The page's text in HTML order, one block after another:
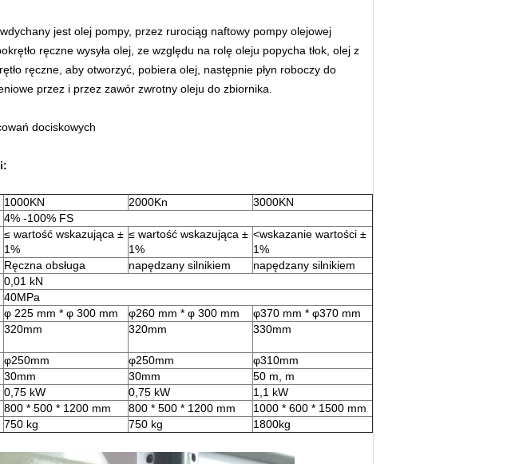
jest olej pompy, przez rurociąg naftowy pompy olejowej
ręczne wysyła olej, ze względu na rolę oleju popycha tłok, olej z
ręczne, aby otworzyć, pobiera olej, następnie płyn roboczy do
przez i przez zawór zwrotny oleju do zbiornika.
dociskowych
1000KN 2000Kn
3000KN
4% -100% FS
≤ wartość wskazująca ±
1%
≤ wartość wskazująca ±
1%
<wskazanie wartości ±
1%
Ręczna obsługa napędzany silnikiem
napędzany silnikiem
0,01 kN
40MPa
φ 225 mm * φ 300 mm φ260 mm * φ 300 mm
φ370 mm * φ370 mm
320mm 320mm 330mm
φ250mm φ250mm
φ310mm
30mm 30mm
50 m, m
0,75 kW 0,75 kW
1,1 kW
800 * 500 * 1200 mm 800 * 500 * 1200 mm
1000 * 600 * 1500 mm
750 kg 750 kg 1800kg